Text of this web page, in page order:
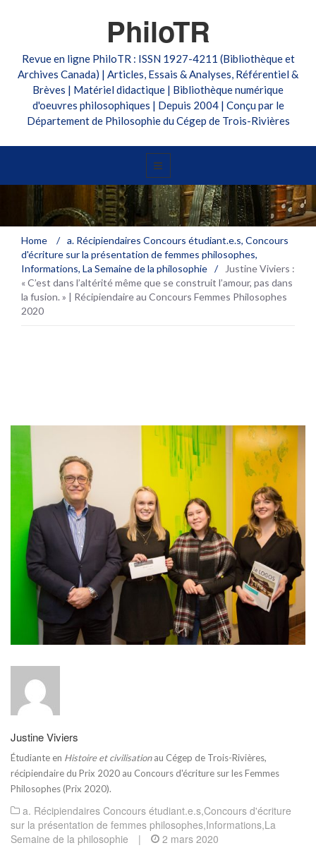
PhiloTR
Revue en ligne PhiloTR : ISSN 1927-4211 (Bibliothèque et
Archives Canada) | Articles, Essais & Analyses, Référentiel &
Brèves | Matériel didactique | Bibliothèque numérique
d'oeuvres philosophiques | Depuis 2004 | Conçu par le
Département de Philosophie du Cégep de Trois-Rivières
Justine Viviers : « C’est dans l’altérité
même que se construit l’amour, pas
dans la fusion. » | Récipiendaire au
Concours Femmes Philosophes 2020
Home / a. Récipiendaires Concours étudiant.e.s, Concours
d'écriture sur la présentation de femmes philosophes,
Informations, La Semaine de la philosophie /
Justine Viviers :
« C’est dans l’altérité même que se construit l’amour, pas dans
la fusion. » | Récipiendaire au Concours Femmes Philosophes
2020
Justine Viviers
Étudiante en Histoire et civilisationau Cégep de Trois-Rivières,
récipiendaire du Prix 2020 au Concours d'écriture sur les Femmes
Philosophes (Prix 2020).
a. Récipiendaires Concours étudiant.e.s,Concours d'écriture
sur la présentation de femmes philosophes,Informations,La
Semaine de la philosophie
| 2 mars 2020